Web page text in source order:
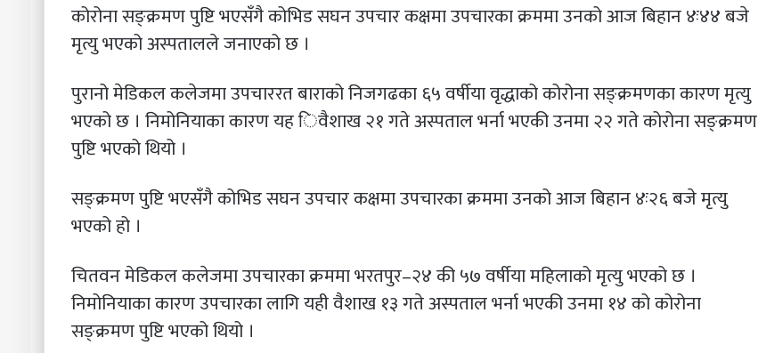
कोरोना सङ्क्रमण पुष्टि भएसँगै कोभिड सघन उपचार कक्षमा उपचारका क्रममा उनको आज बिहान ४ः४४ बजे
मृत्यु भएको अस्पतालले जनाएको छ ।
पुरानो मेडिकल कलेजमा उपचाररत बाराको निजगढका ६५ वर्षीया वृद्धाको कोरोना सङ्क्रमणका कारण मृत्यु
भएको छ । निमोनियाका कारण यह िवैशाख २१ गते अस्पताल भर्ना भएकी उनमा २२ गते कोरोना सङ्क्रमण
पुष्टि भएको थियो ।
सङ्क्रमण पुष्टि भएसँगै कोभिड सघन उपचार कक्षमा उपचारका क्रममा उनको आज बिहान ४ः२६ बजे मृत्यु
भएको हो ।
चितवन मेडिकल कलेजमा उपचारका क्रममा भरतपुर–२४ की ५७ वर्षीया महिलाको मृत्यु भएको छ ।
निमोनियाका कारण उपचारका लागि यही वैशाख १३ गते अस्पताल भर्ना भएकी उनमा १४ को कोरोना
सङ्क्रमण पुष्टि भएको थियो ।